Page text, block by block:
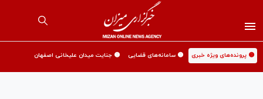
🟡 پرونده‌های ویژه خبری 🟡 سامانه‌های قضایی 🟡 جنایت میدان علیخانی اصفهان